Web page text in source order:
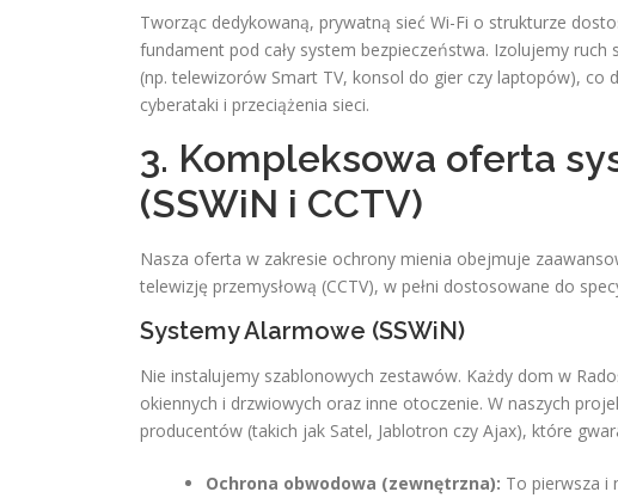
Tworząc dedykowaną, prywatną sieć Wi-Fi o strukturze
fundament pod cały system bezpieczeństwa. Izolujemy
(np. telewizorów Smart TV, konsol do gier czy laptopów),
cyberataki i przeciążenia sieci.
3. Kompleksowa oferta
(SSWiN i CCTV)
Nasza oferta w zakresie ochrony mienia obejmuje
telewizję przemysłową (CCTV), w pełni dostosowane do
Systemy Alarmowe (SSWiN)
Nie instalujemy szablonowych zestawów. Każdy dom w
okiennych i drzwiowych oraz inne otoczenie. W naszych
producentów (takich jak Satel, Jablotron czy Ajax), które
Ochrona obwodowa (zewnętrzna): To pierwsza i